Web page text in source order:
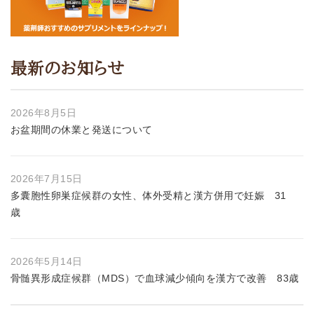
最新のお知らせ
2026年8月5日
お盆期間の休業と発送について
2026年7月15日
多囊胞性卵巣症候群の女性、体外受精と漢方併用で妊娠 31
歳
2026年5月14日
骨髄異形成症候群（MDS）で血球減少傾向を漢方で改善 83歳